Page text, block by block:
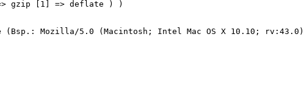
=> gzip [1] => deflate ) )
Mozilla/5.0 (Macintosh; Intel Mac OS X 10.10;